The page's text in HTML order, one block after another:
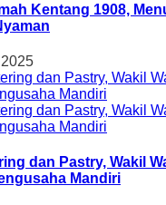
Kentang 1908,
dan Pastry, Wakil
Mandiri